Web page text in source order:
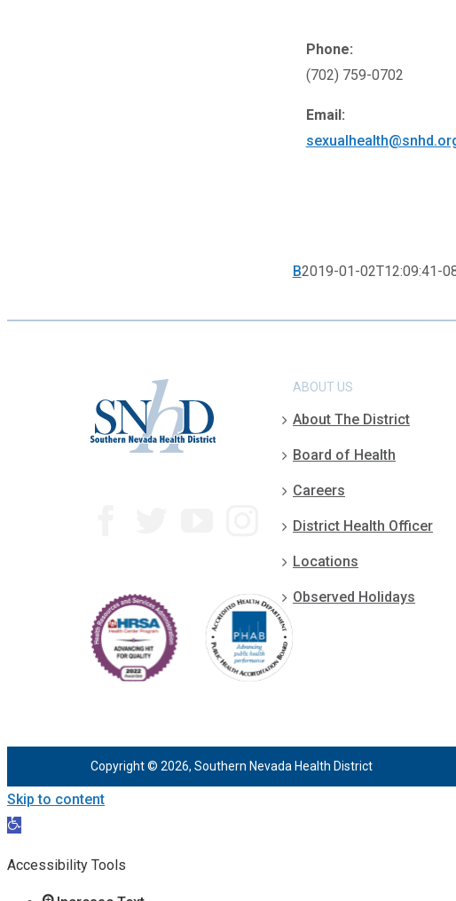
Phone:
(702) 759-0702
Email:
B2019-01-02T12:09:41-
ABOUT US
About The District
Board of Health
Careers
District Health Officer
Locations
Observed Holidays
Copyright © 2026, Southern Nevada Health District
Skip to content
Open
Accessibility Tools